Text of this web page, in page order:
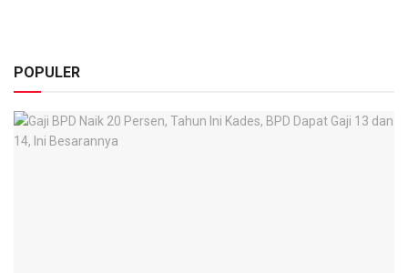
POPULER